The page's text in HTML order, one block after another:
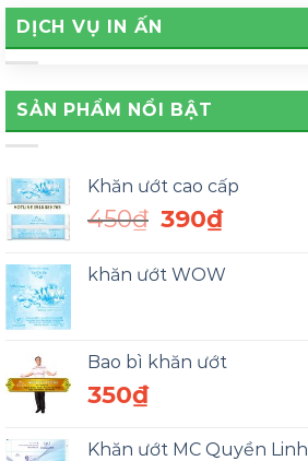
DỊCH VỤ IN ẤN
SẢN PHẨM NỔI BẬT
Khăn ướt cao cấp
450₫
Giá
450₫.
390₫Giá
hiện
là:
khăn ướt WOW
Bao bì khăn ướt
350₫
Khăn ướt MC Quyền Linh